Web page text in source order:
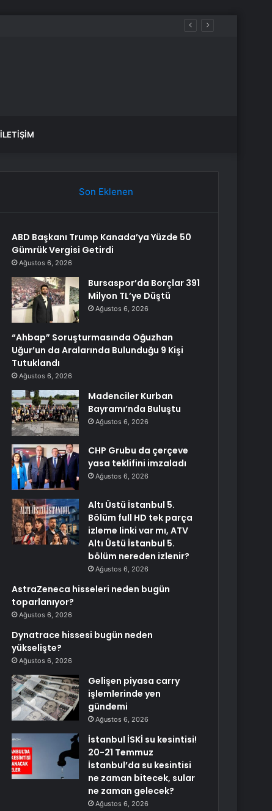
İLETIŞIM
Son Eklenen
ABD Başkanı Trump Kanada’ya Yüzde 50
Gümrük Vergisi Getirdi
Ağustos 6, 2026
Bursaspor’da Borçlar 391
Milyon TL’ye Düştü
Ağustos 6, 2026
“Ahbap” Soruşturmasında Oğuzhan
Uğur’un da Aralarında Bulunduğu 9 Kişi
Tutuklandı
Ağustos 6, 2026
Madenciler Kurban
Bayramı’nda Buluştu
Ağustos 6, 2026
CHP Grubu da çerçeve
yasa teklifini imzaladı
Ağustos 6, 2026
Altı Üstü İstanbul 5.
Bölüm full HD tek parça
izleme linki var mı, ATV
Altı Üstü İstanbul 5.
bölüm nereden izlenir?
Ağustos 6, 2026
AstraZeneca hisseleri neden bugün
toparlanıyor?
Ağustos 6, 2026
Dynatrace hissesi bugün neden
yükselişte?
Ağustos 6, 2026
Gelişen piyasa carry
işlemlerinde yen
gündemi
Ağustos 6, 2026
İstanbul İSKİ su kesintisi!
20-21 Temmuz
İstanbul’da su kesintisi
ne zaman bitecek, sular
ne zaman gelecek?
Ağustos 6, 2026